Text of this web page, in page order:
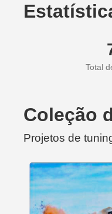
Total
Coleção
Projetos de